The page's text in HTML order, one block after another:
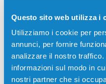
Questo sito web utilizza i
Utilizziamo i cookie per
annunci, per fornire
analizzare il nostro
informazioni sul modo in
nostri partner che si
02
giorni
19
ore